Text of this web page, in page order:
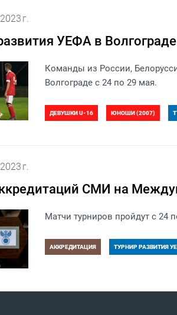
г.
УЕФА в
Команды из России,
Волгограде с 24 по 29 мая.
ДЕВУШКИ U-16 ЮНОШИ (2007)
г.
СМИ на
Матчи турниров пройдут с 24
АККРЕДИТАЦИЯ ТУРНИР РАЗВИТИЯ